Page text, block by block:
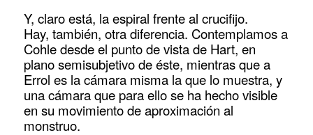
Y, claro está, la espiral frente al crucifijo.
Hay, también, otra diferencia. Contemplamos a
Cohle desde el punto de vista de Hart, en
plano semisubjetivo de éste, mientras que a
Errol es la cámara misma la que lo muestra, y
una cámara que para ello se ha hecho visible
en su movimiento de aproximación al
monstruo.